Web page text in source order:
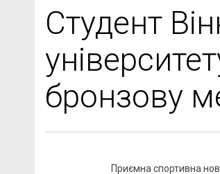
Студент
бронзову
Приємна спортивна